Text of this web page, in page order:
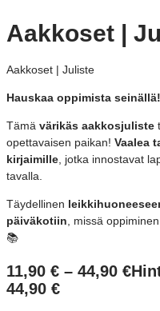
Aakkoset |
Aakkoset | Juliste
Hauskaa oppimista seinällä!
Tämä värikäs aakkosjuliste
opettavaisen paikan! Vaalea
kirjaimille , jotka innostavat
tavalla.
Täydellinen
päiväkotiin , missä
📚
11,90 € – 44,90 €
44,90 €